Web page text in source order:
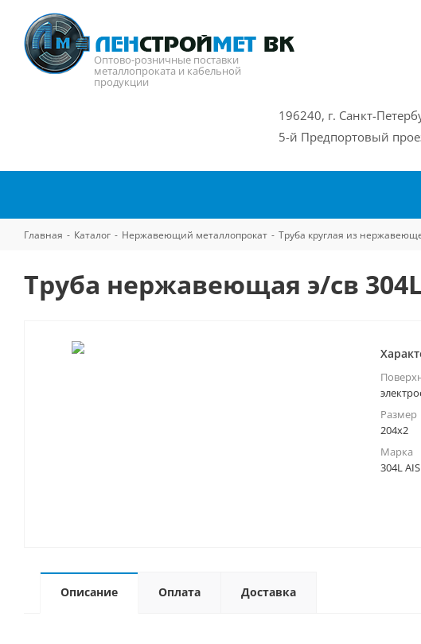
Оптово-розничные поставки
металлопроката и кабельной
продукции
196240, г. Санкт-
5-й Предпортовый
Главная - Каталог - Нержавеющий металлопрокат - Труба круглая из
Труба нержавеющая э/св 304L
Размер
204х2
Марка
304L
Описание Оплата Доставка